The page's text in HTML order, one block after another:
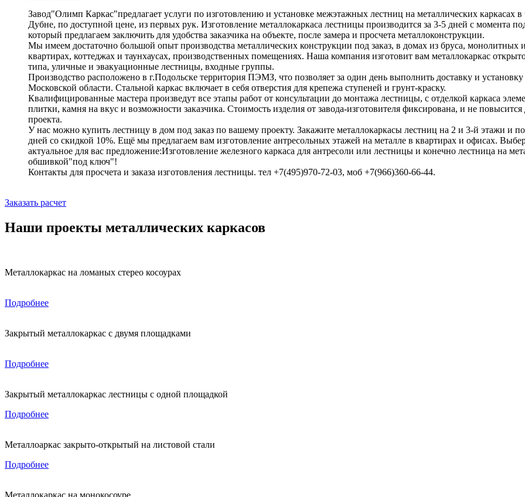
Завод"Олимп Каркас"предлагает услуги по изготовлению и установке межэтажных лестниц на металлических каркасах в
Дубне, по доступной цене, из первых рук. Изготовление металлокаркаса лестницы производится за 3-5 дней с момента
который предлагаем заключить для удобства заказчика на объекте, после замера и просчета металлоконструкции.
Мы имеем достаточно большой опыт производства металлических конструкции под заказ, в домах из бруса, монолитных
квартирах, коттеджах и таунхаусах, производственных помещениях. Наша компания изготовит вам металлокаркас
типа, уличные и эвакуационные лестницы, входные группы.
Производство расположено в г.Подольске территория ПЭМЗ, что позволяет за один день выполнить доставку и установку
Московской области. Стальной каркас включает в себя отверстия для крепежа ступеней и грунт-краску.
Квалифицированные мастера произведут все этапы работ от консультации до монтажа лестницы, с отделкой каркаса
плитки, камня на вкус и возможности заказчика. Стоимость изделия от завода-изготовителя фиксирована, и не
проекта.
У нас можно купить лестницу в дом под заказ по вашему проекту. Закажите металлокаркасы лестниц на 2 и 3-й этажи и
дней со скидкой 10%. Ещё мы предлагаем вам изготовление антресольных этажей на металле в квартирах и офисах.
актуальное для вас предложение:Изготовление железного каркаса для антресоли или лестницы и конечно лестница на
обшивкой"под ключ"!
Контакты для просчета и заказа изготовления лестницы. тел +7(495)970-72-03, моб +7(966)360-66-44.
Заказать расчет
Наши проекты металлических каркасов
Металлокаркас на ломаных стерео косоурах
Подробнее
Закрытый металлокаркас с двумя площадками
Подробнее
Закрытый металлокаркас лестницы с одной площадкой
Подробнее
Металлоаркас закрыто-открытый на листовой стали
Подробнее